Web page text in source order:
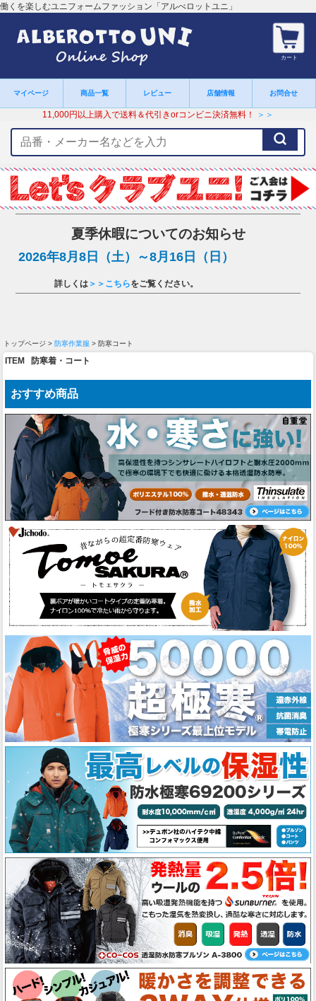
働くを楽しむユニフォームファッション「アルべロットユニ」
カート
マイページ 商品一覧 レビュー 店舗情報 お問合せ
11,000円以上購入で送料＆代引きorコンビニ決済無料！ ＞＞
ー
ワ
ー
ド
夏季休暇についてのお知らせ
2026年8月8日（土）～8月16日（日）
詳しくは ＞＞こちらをご覧ください。
トップページ > 防寒作業服 > 防寒コート
ITEM 防寒着・コート
おすすめ商品